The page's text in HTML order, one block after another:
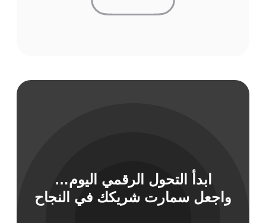
المعلومات
ابدأ التحول الرقمي اليوم…
واجعل سمارت شريكك في النجاح